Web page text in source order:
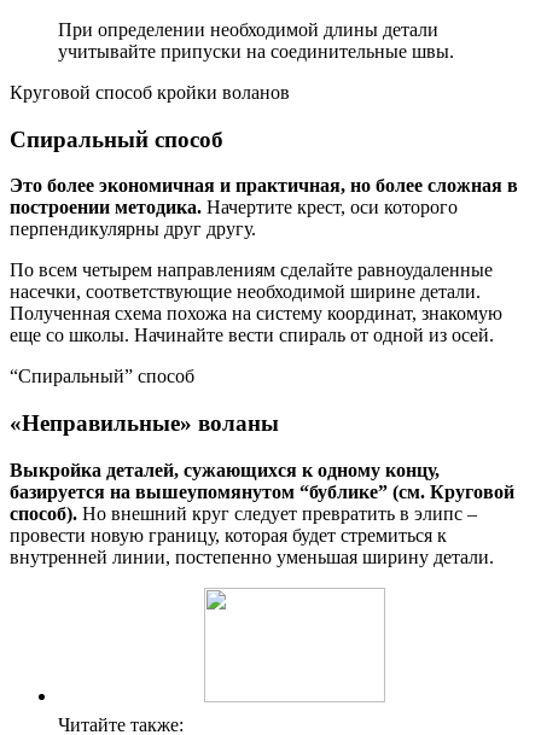
При определении необходимой длины детали
учитывайте припуски на соединительные швы.
Круговой способ кройки воланов
Спиральный способ
Это более экономичная и практичная, но более сложная в
построении методика. Начертите крест, оси которого
перпендикулярны друг другу.
По всем четырем направлениям сделайте равноудаленные
насечки, соответствующие необходимой ширине детали.
Полученная схема похожа на систему координат, знакомую
еще со школы. Начинайте вести спираль от одной из осей.
“Спиральный” способ
«Неправильные» воланы
Выкройка деталей, сужающихся к одному концу,
базируется на вышеупомянутом “бублике” (см. Круговой
способ). Но внешний круг следует превратить в элипс –
провести новую границу, которая будет стремиться к
внутренней линии, постепенно уменьшая ширину детали.
Читайте также: